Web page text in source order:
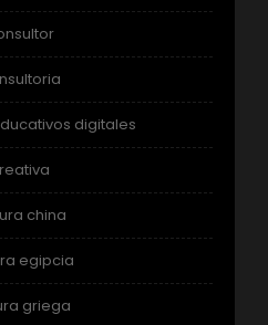
digitales
china
egipcia
griega